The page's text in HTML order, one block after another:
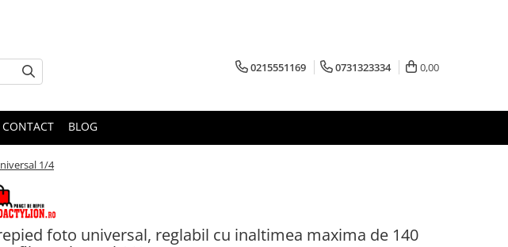
0215551169 0731323334 0,00
CONTACT BLOG
1/4
foto universal, reglabil cu inaltimea maxima de 140